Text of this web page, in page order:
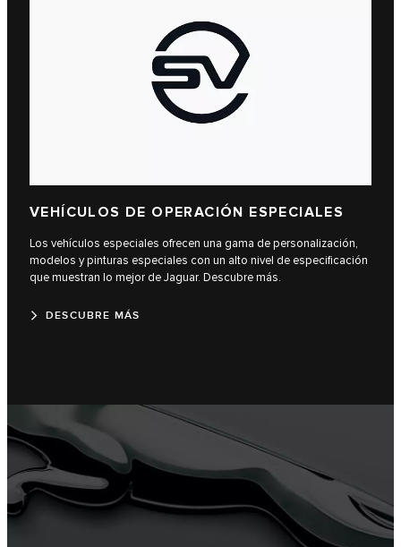
VEHÍCULOS DE OPERACIÓN ESPECIALES
Los vehículos especiales ofrecen una gama de personalización,
modelos y pinturas especiales con un alto nivel de especificación
que muestran lo mejor de Jaguar. Descubre más.
DESCUBRE MÁS